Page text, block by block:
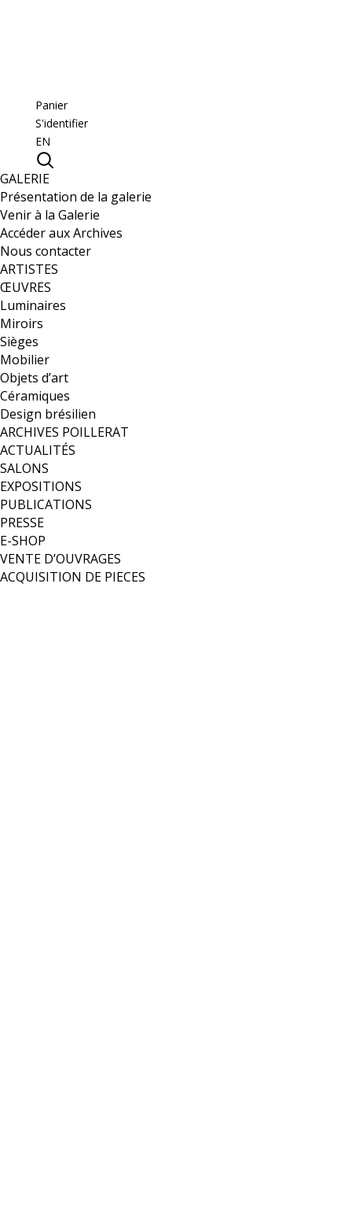
Panier
S'identifier
EN
GALERIE
Présentation de la galerie
Venir à la Galerie
Accéder aux Archives
Nous contacter
ARTISTES
ŒUVRES
Luminaires
Miroirs
Sièges
Mobilier
Objets d’art
Céramiques
Design brésilien
ARCHIVES POILLERAT
ACTUALITÉS
SALONS
EXPOSITIONS
PUBLICATIONS
PRESSE
E-SHOP
VENTE D’OUVRAGES
ACQUISITION DE PIECES